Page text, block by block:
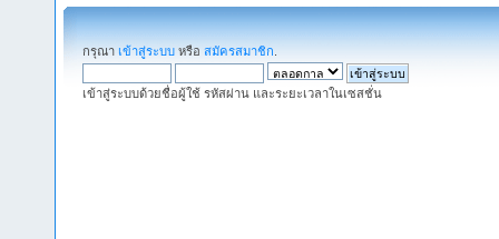
กรุณา เข้าสู่ระบบ หรือ สมัครสมาชิก
เข้าสู่ระบบด้วยชื่อผู้ใช้ รหัสผ่าน และระยะเวลาในเซสชั่น